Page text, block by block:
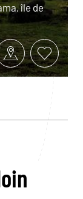
île de